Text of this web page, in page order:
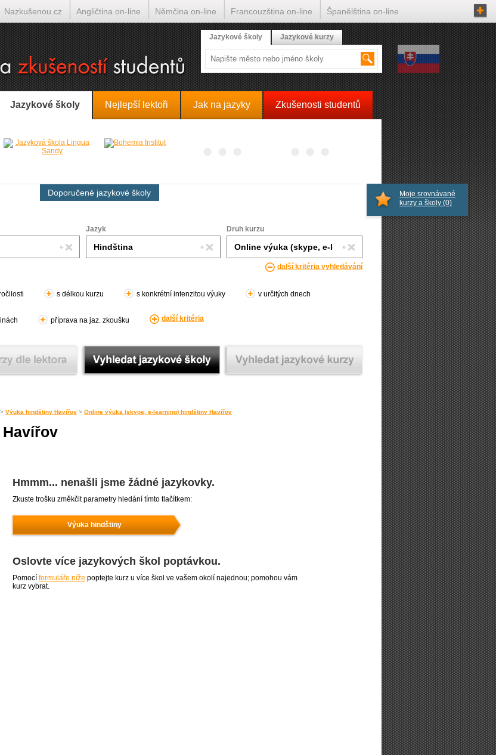
Jazykové školy Nejlepší lektoři Jak na jazyky Zkušenosti studentů
Doporučené jazykové školy
Jazyk Druh kurzu
další kritéria vyhledávání
s délkou kurzu s konkrétní intenzitou výuky v určitých dnech
příprava na jaz. zkoušku další kritéria
> Výuka hindštiny Havířov > Online výuka (skype, e-learning) hindštiny Havířov
Hmmm... nenašli jsme žádné jazykovky.
Zkuste trošku změkčit parametry hledání tímto tlačítkem:
Výuka hindštiny
Oslovte více jazykových škol poptávkou.
Pomocí formuláře níže poptejte kurz u více škol ve vašem okolí najednou; pomohou vám
kurz vybrat.
Moje srovnávané
kurzy a školy (0)
Jazykové školy Jazykové kurzy
Nazkušenou.cz Angličtina on-line Němčina on-line Francouzština on-line Španělština on-line